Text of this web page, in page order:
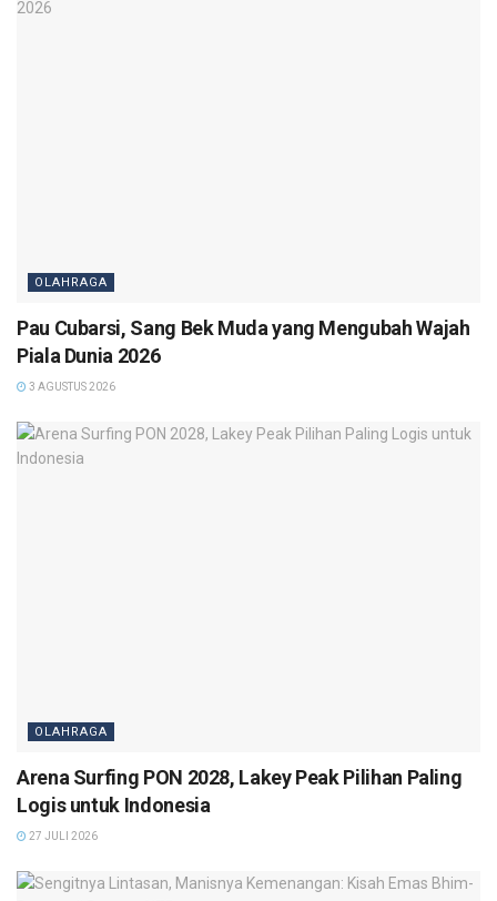
OLAHRAGA
Pau Cubarsi, Sang Bek Muda yang Mengubah Wajah
Piala Dunia 2026
3 AGUSTUS 2026
OLAHRAGA
Arena Surfing PON 2028, Lakey Peak Pilihan Paling
Logis untuk Indonesia
27 JULI 2026